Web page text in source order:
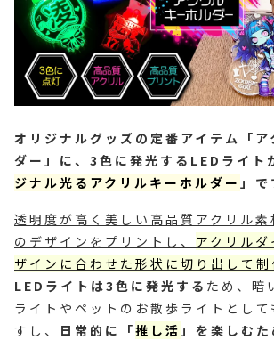
オリジナルグッズの定番アイテム「ア
ダー」に、3色に発光するLEDライト
ジナル光るアクリルキーホルダー 」で
透明度が高く美しい高品質アクリル
のデザインをプリントし、 アクリル
ザインに合わせた形状に切り出して制
LEDライトは3色に発光する ため、暗
ライトやペットのお散歩ライトとして
すし、 日常的に「推し活 」を楽しむ